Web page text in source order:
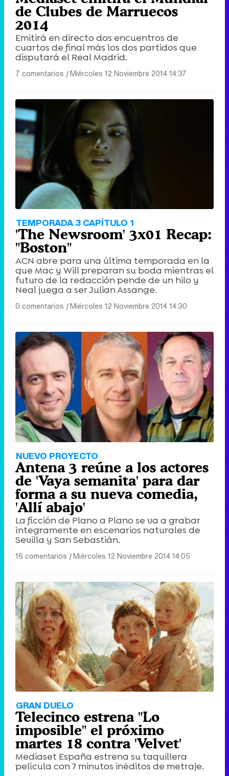
de Clubes de Marruecos
2014
Emitirá en directo dos encuentros de
cuartos de final más los dos partidos que
disputará el Real Madrid.
7 comentarios |Miércoles 12 Noviembre 2014 14:37
TEMPORADA 3 CAPÍTULO 1
'The Newsroom' 3x01 Recap:
"Boston"
ACN abre para una última temporada en la
que Mac y Will preparan su boda mientras el
futuro de la redacción pende de un hilo y
Neal juega a ser Julian Assange.
0 comentarios |Miércoles 12 Noviembre 2014 14:30
NUEVO PROYECTO
Antena 3 reúne a los actores
de 'Vaya semanita' para dar
forma a su nueva comedia,
'Allí abajo'
La ficción de Plano a Plano se va a grabar
íntegramente en escenarios naturales de
Sevilla y San Sebastián.
16 comentarios |Miércoles 12 Noviembre 2014 14:05
GRAN DUELO
Telecinco estrena "Lo
imposible" el próximo
martes 18 contra 'Velvet'
Mediaset España estrena su taquillera
película con 7 minutos inéditos de metraje.